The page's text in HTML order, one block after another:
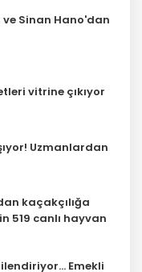
ve Sinan Hano'dan
vitrine çıkıyor
Uzmanlardan
kaçakçılığa
519 canlı hayvan
Emekli